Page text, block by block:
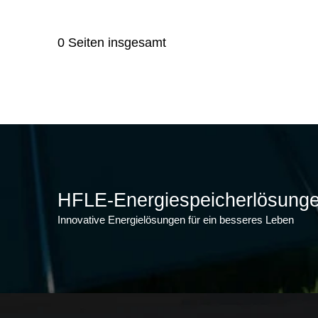
0 Seiten insgesamt
HFLE-
Innovative Energielösungen für ein besseres Leben